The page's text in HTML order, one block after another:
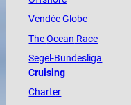
VendéeGlobe
TheOcean Race
Segel-Bundesliga
Cruising
Charter